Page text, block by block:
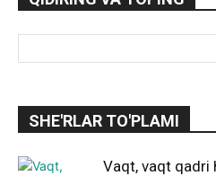
SHE'RLAR TO'PLAMI
Vaqt, vaqt qadri